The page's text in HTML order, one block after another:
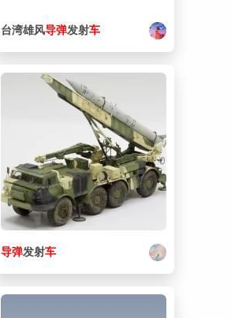
台湾雄风导弹发射车
导弹发射车